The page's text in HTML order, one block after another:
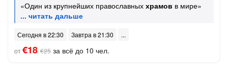
«Один из крупнейших православных храмов в мире»
Сегодня в 22:30
Завтра в 21:30
от€18 €25 за всё до 10 чел.